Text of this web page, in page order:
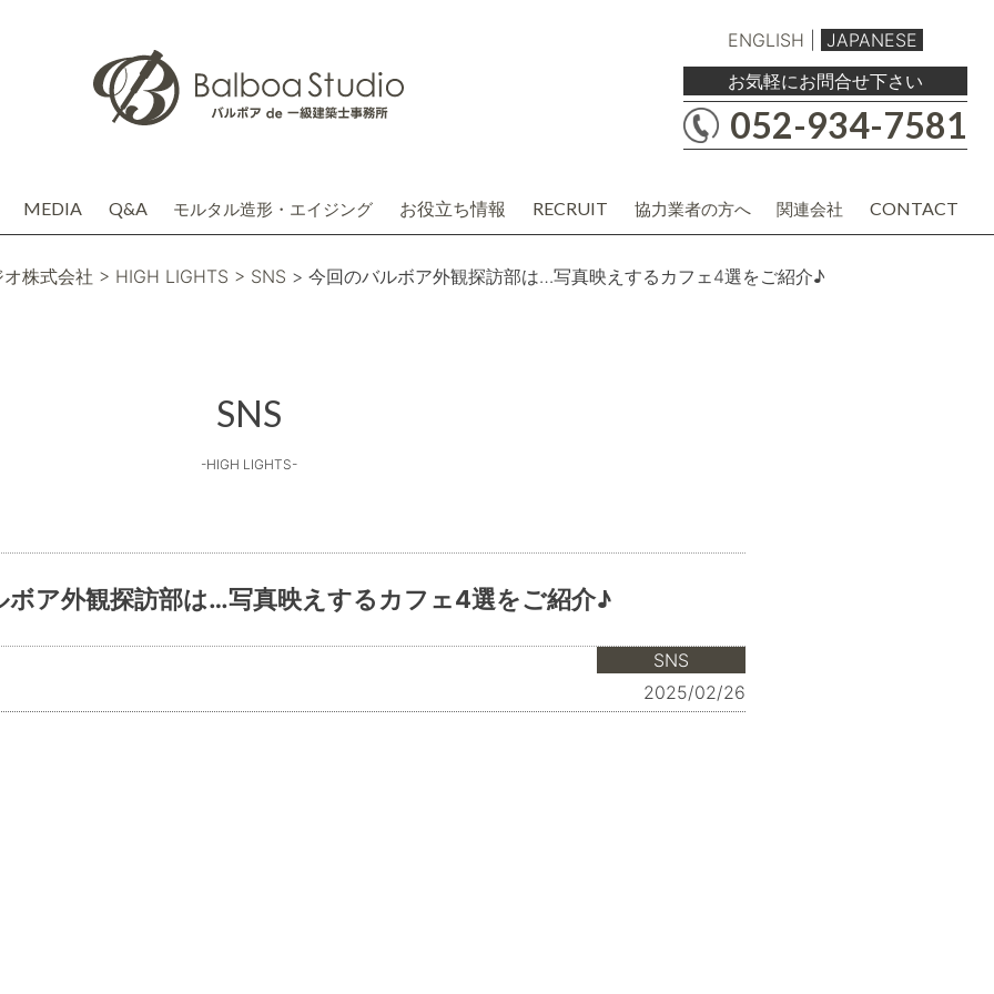
ENGLISH
JAPANESE
お気軽にお問合せ下さい
052-934-7581
MEDIA Q&A モルタル造形・エイジング お役立ち情報 RECRUIT 協力業者の方へ 関連会社 CONTACT
株式会社 > HIGH LIGHTS > SNS > 今回のバルボア外観探訪部は…写真映えするカフェ4選をご紹介♪
SNS
-HIGH LIGHTS-
ボア外観探訪部は…写真映えするカフェ4選をご紹介♪
SNS
2025/02/26